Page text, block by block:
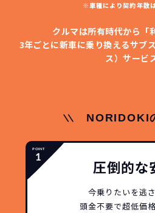
※車種により契約年数
クルマは所有時代から「
3年ごとに新車に乗り換えるサブ
ス）サービ
NORIDOKI
圧倒的な
今乗りたいを逃
頭金不要で超低価
どこよりも安くご契
ます！
短期間だか
イフスタイルの変化にも
月々定額料
いただくだけでご利用